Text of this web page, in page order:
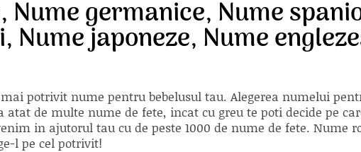
Nume germanice, Nume
japoneze, Nume
potrivit nume pentru bebelusul tau. Alegerea numelui
de multe nume de fete, incat cu greu te poti decide pe
in ajutorul tau cu de peste 1000 de nume de fete. Nume
l pe cel potrivit!